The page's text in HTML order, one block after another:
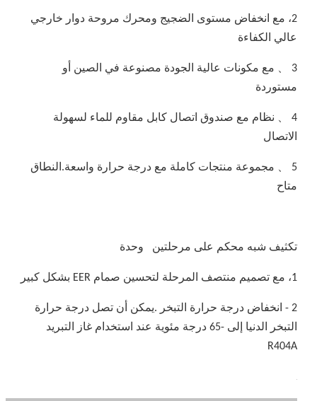
2، مع انخفاض مستوى الضجيج ومحرك مروحة دوار خارجي
عالي الكفاءة
3 、 مع مكونات عالية الجودة مصنوعة في الصين أو
مستوردة
4 、 نظام مع صندوق اتصال كابل مقاوم للماء لسهولة
الاتصال
5 、 مجموعة منتجات كاملة مع درجة حرارة واسعة.النطاق
متاح
تكثيف شبه محكم على مرحلتين وحدة
1، مع تصميم منتصف المرحلة لتحسين صمام EER بشكل كبير
2 - انخفاض درجة حرارة التبخر .يمكن أن تصل درجة حرارة
التبخر الدنيا إلى -65 درجة مئوية عند استخدام غاز التبريد
R404A